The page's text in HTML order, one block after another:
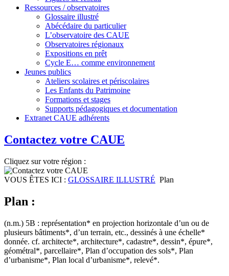
Ressources / observatoires
Glossaire illustré
Abécédaire du particulier
L’observatoire des CAUE
Observatoires régionaux
Expositions en prêt
Cycle E… comme environnement
Jeunes publics
Ateliers scolaires et périscolaires
Les Enfants du Patrimoine
Formations et stages
Supports pédagogiques et documentation
Extranet CAUE adhérents
Contactez votre CAUE
Cliquez sur votre région :
VOUS ÊTES ICI : GLOSSAIRE ILLUSTRÉ Plan
Plan :
(n.m.) 5B : représentation* en projection horizontale d’un ou de
plusieurs bâtiments*, d’un terrain, etc., dessinés à une échelle*
donnée. cf. architecte*, architecture*, cadastre*, dessin*, épure*,
géométral*, parcellaire*, Plan d’occupation des sols*, Plan
d’urbanisme*, Plan local d’urbanisme*, relevé*.